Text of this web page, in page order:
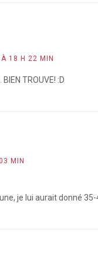
18 H 22 MIN
TROUVE! :D
MIN
je lui aurait donné 35-